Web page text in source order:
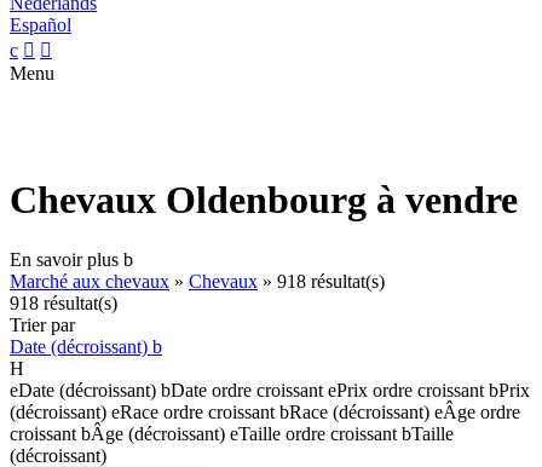
Español
c  
Menu
Chevaux Oldenbourg à vendre
En savoir plus b
Marché aux chevaux » Chevaux » 918 résultat(s)
918 résultat(s)
Trier par
Date (décroissant) b
H
eDate (décroissant) bDate ordre croissant ePrix ordre croissant bPrix
(décroissant) eRace ordre croissant bRace (décroissant) eÂge ordre
croissant bÂge (décroissant) eTaille ordre croissant bTaille
(décroissant)